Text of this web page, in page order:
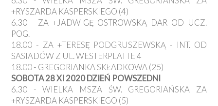
+RYSZARDA KASPERSKIEGO (4)
6.30 - ZA +JADWIGĘ OSTROWSKĄ DAR OD UCZ.
POG.
18.00 - ZA +TERESĘ PODGRUSZEWSKĄ - INT. OD
SASIADÓW Z UL. WESTERPLATTE 4
18.00 - GREGORIANKA SKŁADKOWA (25)
SOBOTA 28 XI 2020 DZIEŃ POWSZEDNI
6.30 - WIELKA MSZA ŚW. GREGORIAŃSKA ZA
+RYSZARDA KASPERSKIEGO (5)